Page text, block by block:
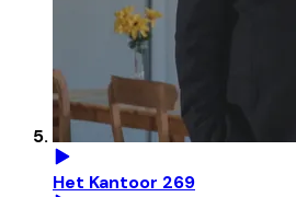
Het Kantoor 269